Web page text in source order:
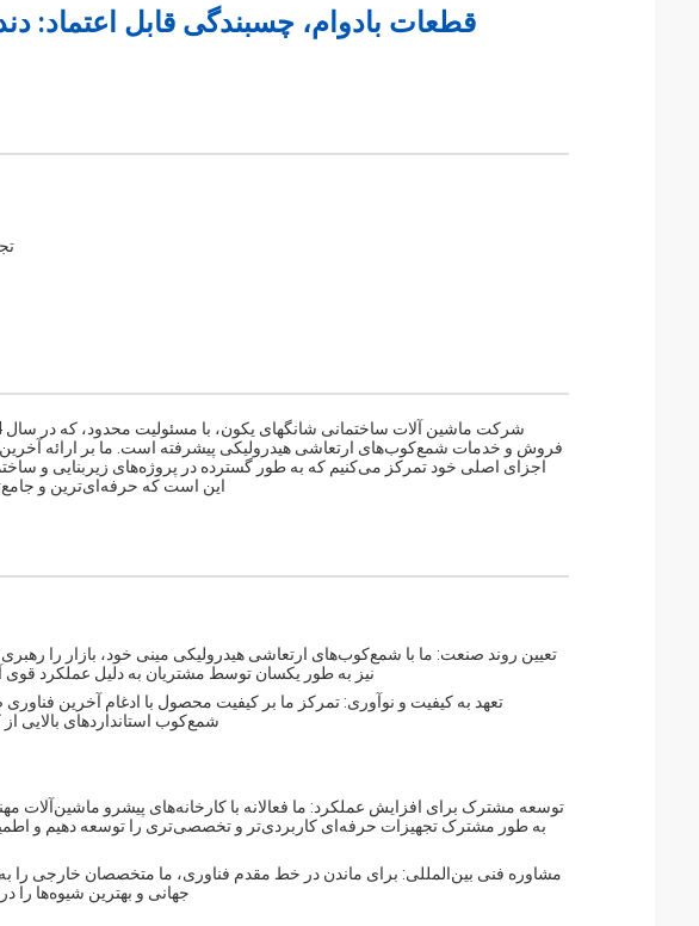
قطعات بادوام، چسبندگی قابل اعتماد:
فروش و خدمات شمع‌کوب‌های ارتعاشی هیدرولیکی پیشرفته است. ما بر ارائه
اجزای اصلی خود تمرکز می‌کنیم که به طور گسترده در پروژه‌های زیربنایی و
این است که حرفه‌ای‌ترین و
تعیین روند صنعت: ما با شمع‌کوب‌های ارتعاشی هیدرولیکی مینی خود، بازار را
نیز به طور یکسان توسط مشتریان به دلیل عملکرد قوی
تعهد به کیفیت و نوآوری: تمرکز ما بر کیفیت محصول با ادغام آخرین
شمع‌کوب استانداردهای بالایی از
توسعه مشترک برای افزایش عملکرد: ما فعالانه با کارخانه‌های پیشرو
به طور مشترک تجهیزات حرفه‌ای کاربردی‌تر و تخصصی‌تری را توسعه دهیم و
مشاوره فنی بین‌المللی: برای ماندن در خط مقدم فناوری، ما متخصصان خارجی را
جهانی و بهترین شیوه‌ها را